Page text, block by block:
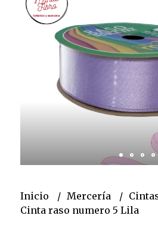
Inicio Mercería
Cinta raso numero 5 Lila